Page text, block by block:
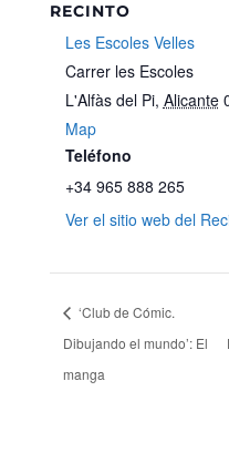
RECINTO
Les Escoles Velles
Carrer les Escoles
L'Alfàs del Pi, Alicante
Map
Teléfono
+34 965 888 265
Ver el sitio web del
‘Club de Cómic.
Dibujando el mundo’: El
manga